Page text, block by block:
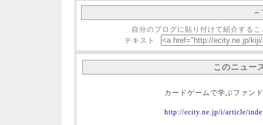
自分のブログに貼り付けて紹介する
テキスト
このニュー
カードゲームで学ぶファン
http://ecity.ne.jp/i/article/